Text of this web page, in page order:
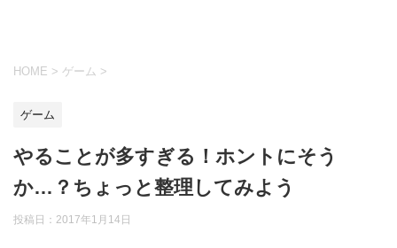
HOME > ゲーム >
ゲーム
やることが多すぎる！ホントにそう
か…？ちょっと整理してみよう
投稿日： 2017年1月14日